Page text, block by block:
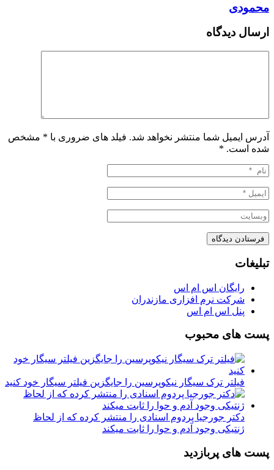
محمودی
ارسال دیدگاه
آدرس ایمیل شما منتشر نخواهد شد. فیلد های ضروری با * مشخص
شده است. *
تبلیغات
رایگان اس ام اس
شرکت نرم افزاری مازندران
پنل اس ام اس
پست های محبوب
فیلتر ترک سیگار نیکوپرسین را جایگزین فیلتر سیگار خود کنید
دکتر جورجیا پردوم اسنادی را منتشر کرده که از لحاظ
ژنتیکی وجود آدم و حوا را ثابت میکند
پست های پربازدید